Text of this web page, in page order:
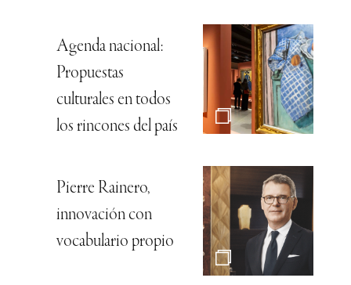
Agenda nacional:
Propuestas
culturales en todos
los rincones del país
Pierre Rainero,
innovación con
vocabulario propio